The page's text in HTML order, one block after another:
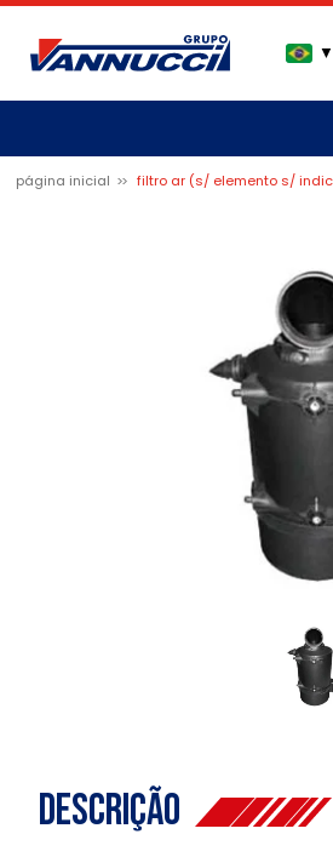
▼
página inicial filtro ar (s/ elemento s/
Descrição